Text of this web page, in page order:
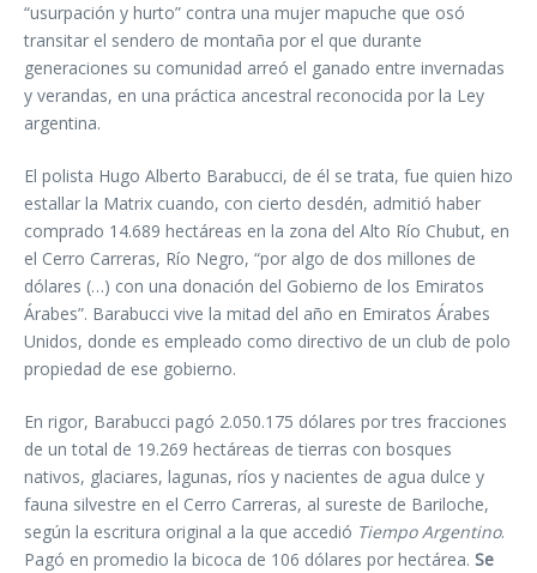
“usurpación y hurto” contra una mujer mapuche que osó
transitar el sendero de montaña por el que durante
generaciones su comunidad arreó el ganado entre invernadas
y verandas, en una práctica ancestral reconocida por la Ley
argentina.
El polista Hugo Alberto Barabucci, de él se trata, fue quien hizo
estallar la Matrix cuando, con cierto desdén, admitió haber
comprado 14.689 hectáreas en la zona del Alto Río Chubut, en
el Cerro Carreras, Río Negro, “por algo de dos millones de
dólares (…) con una donación del Gobierno de los Emiratos
Árabes”. Barabucci vive la mitad del año en Emiratos Árabes
Unidos, donde es empleado como directivo de un club de polo
propiedad de ese gobierno.
En rigor, Barabucci pagó 2.050.175 dólares por tres fracciones
de un total de 19.269 hectáreas de tierras con bosques
nativos, glaciares, lagunas, ríos y nacientes de agua dulce y
fauna silvestre en el Cerro Carreras, al sureste de Bariloche,
según la escritura original a la que accedió Tiempo Argentino.
Pagó en promedio la bicoca de 106 dólares por hectárea. Se